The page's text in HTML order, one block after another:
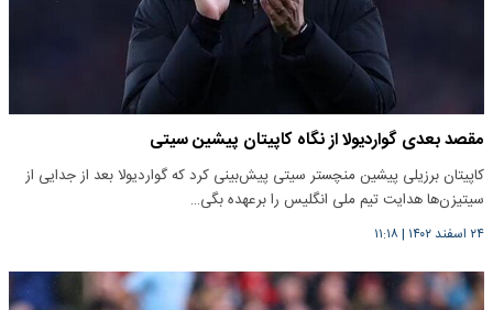
مقصد بعدی گواردیولا از نگاه کاپیتان پیشین سیتی
کاپیتان برزیلی پیشین منچستر سیتی پیش‌بینی کرد که گواردیولا بعد از جدایی از
سیتیزن‌ها هدایت تیم ملی انگلیس را برعهده بگی…
۲۴ اسفند ۱۴۰۲ |۱۱:۱۸